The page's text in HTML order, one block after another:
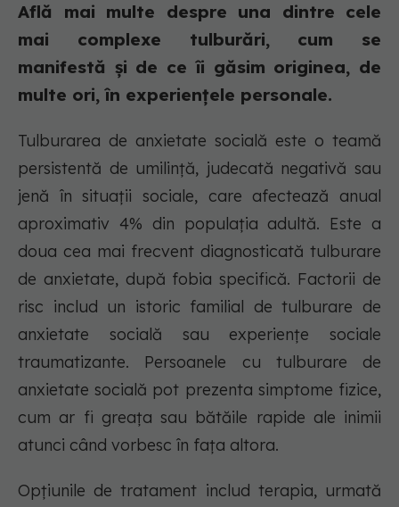
Află mai multe despre una dintre cele
mai complexe tulburări, cum se
manifestă și de ce îi găsim originea, de
multe ori, în experiențele personale.
Tulburarea de anxietate socială este o teamă
persistentă de umilință, judecată negativă sau
jenă în situații sociale, care afectează anual
aproximativ 4% din populația adultă. Este a
doua cea mai frecvent diagnosticată tulburare
de anxietate, după fobia specifică. Factorii de
risc includ un istoric familial de tulburare de
anxietate socială sau experiențe sociale
traumatizante. Persoanele cu tulburare de
anxietate socială pot prezenta simptome fizice,
cum ar fi greața sau bătăile rapide ale inimii
atunci când vorbesc în fața altora.
Opțiunile de tratament includ terapia, urmată